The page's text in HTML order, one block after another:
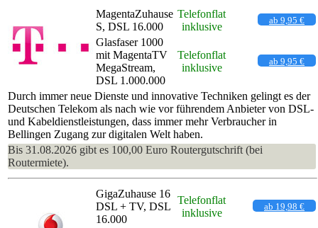
MagentaZuhause
S, DSL 16.000
Telefonflat
inklusive
ab 9,95 €
Glasfaser 1000
mit MagentaTV
MegaStream,
DSL 1.000.000
Telefonflat
inklusive
ab 9,95 €
Durch immer neue Dienste und innovative Techniken gelingt es der
Deutschen Telekom als nach wie vor führendem Anbieter von DSL-
und Kabeldienstleistungen, dass immer mehr Verbraucher in
Bellingen Zugang zur digitalen Welt haben.
Bis 31.08.2026 gibt es 100,00 Euro Routergutschrift (bei
Routermiete).
GigaZuhause 16
DSL + TV, DSL
16.000
Telefonflat
inklusive
ab 19,98 €